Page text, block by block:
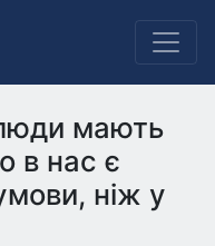
мають
в нас є
ніж у